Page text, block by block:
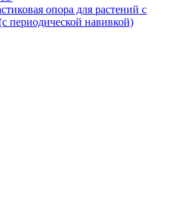
опора для растений с
периодической навивкой)